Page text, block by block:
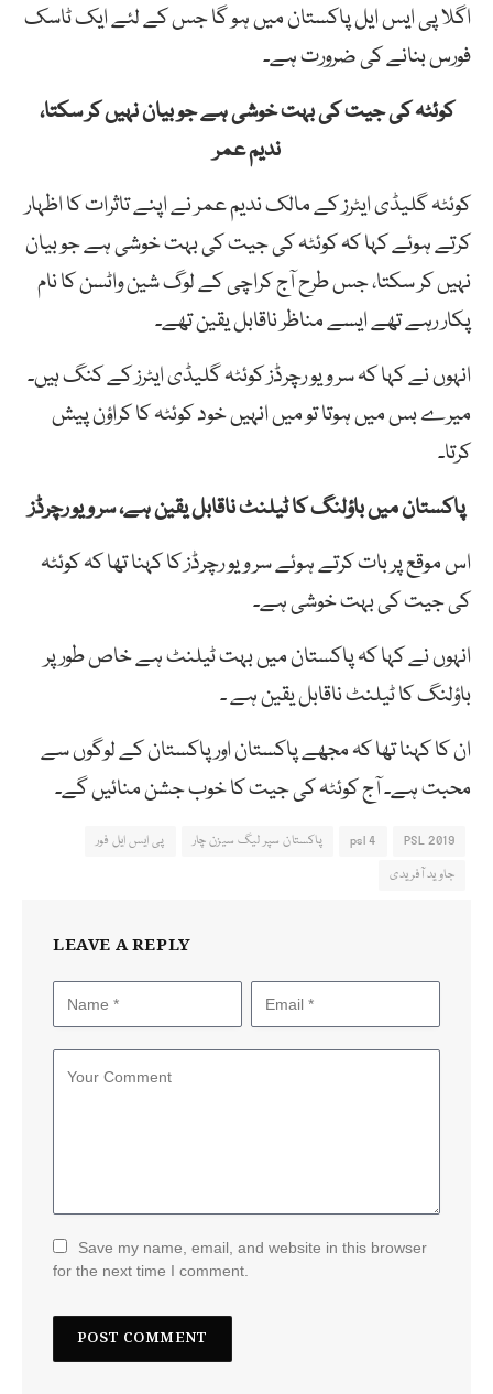
اگلا پی ایس ایل پاکستان میں ہو گا جس کے لئے ایک ٹاسک
فورس بنانے کی ضرورت ہے۔
کوئٹہ کی جیت کی بہت خوشی ہے جو بیان نہیں کر سکتا،
ندیم عمر
کوئٹہ گلیڈی ایٹرز کے مالک ندیم عمر نے اپنے تاثرات کا اظہار
کرتے ہوئے کہا کہ کوئٹہ کی جیت کی بہت خوشی ہے جو بیان
نہیں کر سکتا، جس طرح آج کراچی کے لوگ شین واٹسن کا نام
پکار رہے تھے ایسے مناظر ناقابل یقین تھے۔
انہوں نے کہا کہ سر ویو رچرڈز کوئٹہ گلیڈی ایٹرز کے کنگ ہیں۔
میرے بس میں ہوتا تو میں انہیں خود کوئٹہ کا کراؤن پیش
کرتا۔
پاکستان میں باؤلنگ کا ٹیلنٹ ناقابل یقین ہے، سر ویو رچرڈز
اس موقع پر بات کرتے ہوئے سر ویو رچرڈز کا کہنا تھا کہ کوئٹہ
کی جیت کی بہت خوشی ہے۔
انہوں نے کہا کہ پاکستان میں بہت ٹیلنٹ ہے خاص طور پر
باؤلنگ کا ٹیلنٹ ناقابل یقین ہے ۔
ان کا کہنا تھا کہ مجھے پاکستان اور پاکستان کے لوگوں سے
محبت ہے۔ آج کوئٹہ کی جیت کا خوب جشن منائیں گے۔
PSL 2019
psl 4 پاکستان سپر لیگ سیزن چار
پی ایس ایل فور
جاوید آفریدی
LEAVE A REPLY
Save my name, email, and website in this browser
for the next time I comment.